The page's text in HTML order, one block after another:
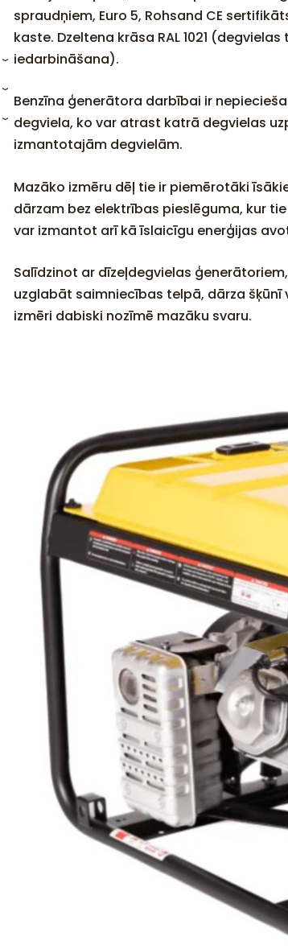
spraudņiem, Euro 5, Rohsand CE
kaste. Dzeltena krāsa RAL 1021
iedarbināšana).
Benzīna ģenerātora darbībai ir
degviela, ko var atrast katrā degvielas
izmantotajām degvielām.
Mazāko izmēru dēļ tie ir piemērotāki
dārzam bez elektrības pieslēguma, kur
var izmantot arī kā īslaicīgu enerģijas
Salīdzinot ar dīzeļdegvielas
uzglabāt saimniecības telpā, dārza
izmēri dabiski nozīmē mazāku svaru.